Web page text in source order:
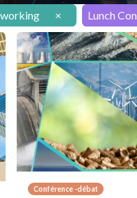
× Lunch
Conférence -débat